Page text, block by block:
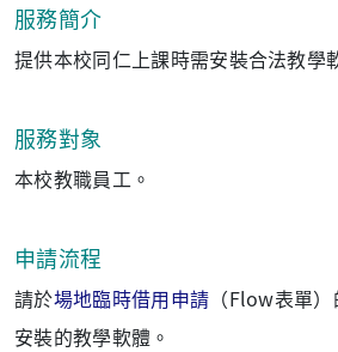
服務簡介
提供本校同仁上課時需安裝合法教學
服務對象
本校教職員工。
申請流程
請於場地臨時借用申請 （Flow表單
安裝的教學軟體。